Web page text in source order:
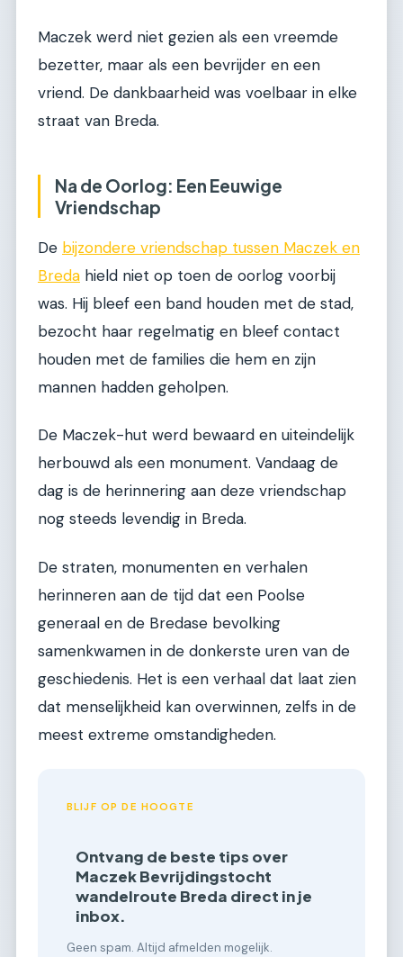
Maczek werd niet gezien als een vreemde
bezetter, maar als een bevrijder en een
vriend. De dankbaarheid was voelbaar in elke
straat van Breda.
Na de Oorlog: Een Eeuwige
Vriendschap
De bijzondere vriendschap tussen Maczek en
Breda hield niet op toen de oorlog voorbij
was. Hij bleef een band houden met de stad,
bezocht haar regelmatig en bleef contact
houden met de families die hem en zijn
mannen hadden geholpen.
De Maczek-hut werd bewaard en uiteindelijk
herbouwd als een monument. Vandaag de
dag is de herinnering aan deze vriendschap
nog steeds levendig in Breda.
De straten, monumenten en verhalen
herinneren aan de tijd dat een Poolse
generaal en de Bredase bevolking
samenkwamen in de donkerste uren van de
geschiedenis. Het is een verhaal dat laat zien
dat menselijkheid kan overwinnen, zelfs in de
meest extreme omstandigheden.
BLIJF OP DE HOOGTE
Ontvang de beste tips over
Maczek Bevrijdingstocht
wandelroute Breda direct in je
inbox.
Geen spam. Altijd afmelden mogelijk.